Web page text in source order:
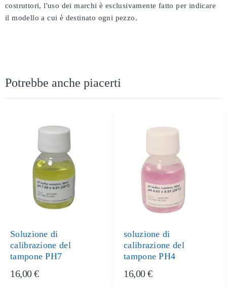
costruttori, l'uso dei marchi è esclusivamente fatto per indicare
il modello a cui è destinato ogni pezzo.
Potrebbe anche piacerti
Soluzione di
calibrazione del
tampone PH7
16,00 €
soluzione di
calibrazione del
tampone PH4
16,00 €